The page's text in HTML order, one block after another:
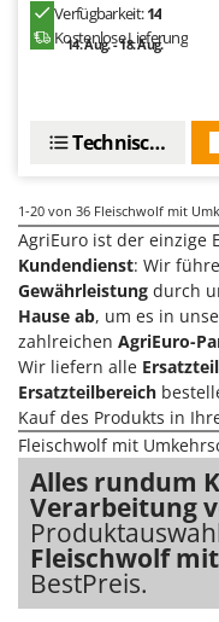
Verfügbarkeit:14
Kostenlose Lieferung
14. Aug. - 18. Aug.
Technische Daten
1-20 von 36 Fleischwolf mit
AgriEuro ist der einzige
Kundendienst: Wir
Gewährleistung durch
Hause ab, um es in
zahlreichen AgriEuro-
Wir liefern alle
Ersatzteilbereich
Kauf des Produkts in
Fleischwolf mit
Alles rundum
Verarbeitung
Fleischwolf
BestPreis.